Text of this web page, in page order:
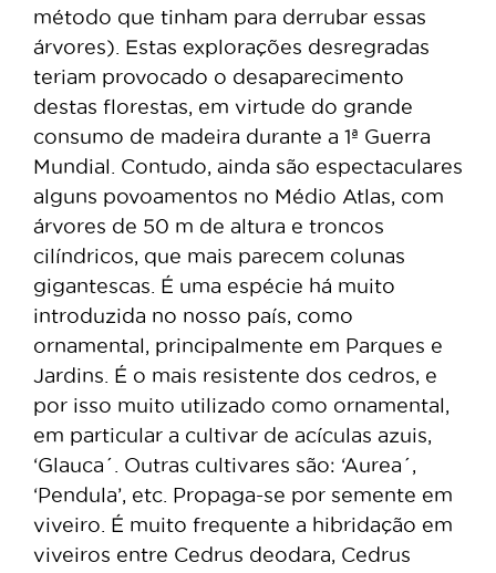
método que tinham para derrubar essas
árvores). Estas explorações desregradas
teriam provocado o desaparecimento
destas florestas, em virtude do grande
consumo de madeira durante a 1ª Guerra
Mundial. Contudo, ainda são espectaculares
alguns povoamentos no Médio Atlas, com
árvores de 50 m de altura e troncos
cilíndricos, que mais parecem colunas
gigantescas. É uma espécie há muito
introduzida no nosso país, como
ornamental, principalmente em Parques e
Jardins. É o mais resistente dos cedros, e
por isso muito utilizado como ornamental,
em particular a cultivar de acículas azuis,
‘Glauca´. Outras cultivares são: ‘Aurea´,
‘Pendula’, etc. Propaga-se por semente em
viveiro. É muito frequente a hibridação em
viveiros entre Cedrus deodara, Cedrus